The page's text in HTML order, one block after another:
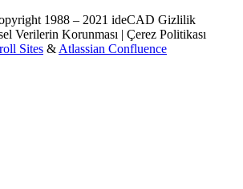
1988 – 2021 ideCAD Gizlilik
Verilerin Korunması | Çerez Politikası
Sites & Atlassian Confluence